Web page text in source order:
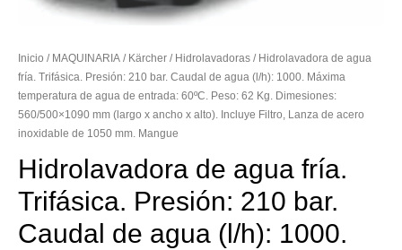
Inicio / MAQUINARIA / Kärcher / Hidrolavadoras / Hidrolavadora de agua
fría. Trifásica. Presión: 210 bar. Caudal de agua (l/h): 1000. Máxima
temperatura de agua de entrada: 60ºC. Peso: 62 Kg. Dimesiones:
560/500×1090 mm (largo x ancho x alto). Incluye Filtro, Lanza de acero
inoxidable de 1050 mm. Mangue
Hidrolavadora de agua fría.
Trifásica. Presión: 210 bar.
Caudal de agua (l/h): 1000.